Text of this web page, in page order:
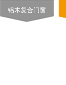
铝木复合门窗